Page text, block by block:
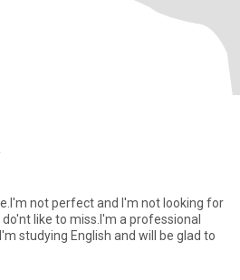
not perfect and I'm not looking for
like to miss.I'm a professional
studying English and will be glad to